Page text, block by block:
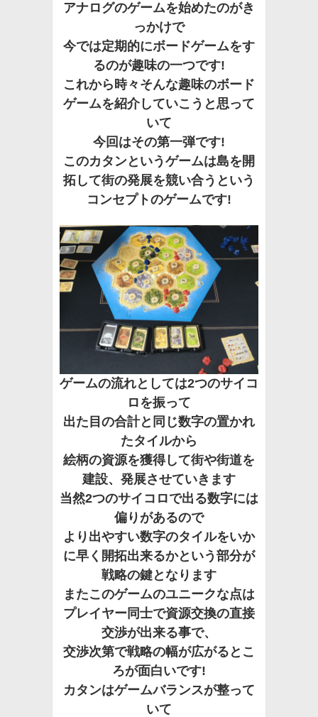
アナログのゲームを始めたのがき
っかけで
今では定期的にボードゲームをす
るのが趣味の一つです!
これから時々そんな趣味のボード
ゲームを紹介していこうと思って
いて
今回はその第一弾です!
このカタンというゲームは島を開
拓して街の発展を競い合うという
コンセプトのゲームです!
ゲームの流れとしては2つのサイコ
ロを振って
出た目の合計と同じ数字の置かれ
たタイルから
絵柄の資源を獲得して街や街道を
建設、発展させていきます
当然2つのサイコロで出る数字には
偏りがあるので
より出やすい数字のタイルをいか
に早く開拓出来るかという部分が
戦略の鍵となります
またこのゲームのユニークな点は
プレイヤー同士で資源交換の直接
交渉が出来る事で、
交渉次第で戦略の幅が広がるとこ
ろが面白いです!
カタンはゲームバランスが整って
いて